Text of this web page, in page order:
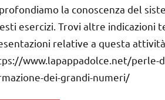
la conoscenza del
esercizi. Trovi altre indicazioni
relative a questa
www.lapappadolce.net/perle-
dei-grandi-numeri/